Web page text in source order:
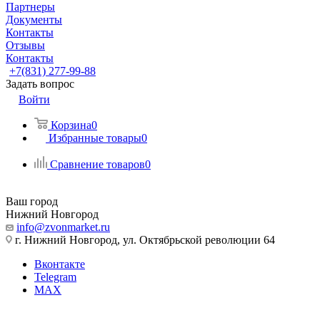
Партнеры
Документы
Контакты
Отзывы
Контакты
+7(831) 277-99-88
Задать вопрос
Войти
Корзина0
Избранные товары0
Сравнение товаров0
Ваш город
Нижний Новгород
info@zvonmarket.ru
г. Нижний Новгород, ул. Октябрьской революции 64
Вконтакте
Telegram
MAX